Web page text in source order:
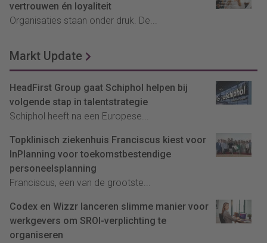
vertrouwen én loyaliteit
Organisaties staan onder druk. De...
Markt Update
HeadFirst Group gaat Schiphol helpen bij
volgende stap in talentstrategie
Schiphol heeft na een Europese...
Topklinisch ziekenhuis Franciscus kiest voor
InPlanning voor toekomstbestendige
personeelsplanning
Franciscus, een van de grootste...
Codex en Wizzr lanceren slimme manier voor
werkgevers om SROI-verplichting te
organiseren